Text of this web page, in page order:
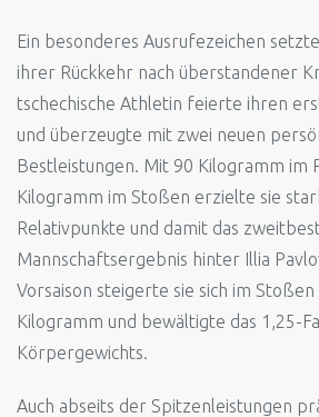
Ein besonderes Ausrufezeichen
ihrer Rückkehr nach überstandener
tschechische Athletin feierte ihren
und überzeugte mit zwei neuen
Bestleistungen. Mit 90 Kilogramm im
Kilogramm im Stoßen erzielte sie
Relativpunkte und damit das
Mannschaftsergebnis hinter Illia
Vorsaison steigerte sie sich im
Kilogramm und bewältigte das 1,25-
Körpergewichts.
Auch abseits der Spitzenleistungen